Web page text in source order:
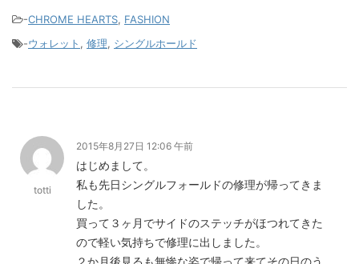
-CHROME HEARTS, FASHION
-ウォレット , 修理, シングルホールド
totti
2015年8月27日 12:06 午前
はじめまして。
私も先日シングルフォールドの修理が帰ってきま
した。
買って３ヶ月でサイドのステッチがほつれてきた
ので軽い気持ちで修理に出しました。
２か月後見るも無惨な姿で帰って来てその日のう